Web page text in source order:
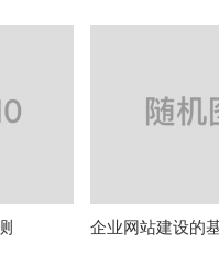
企业网站建设的